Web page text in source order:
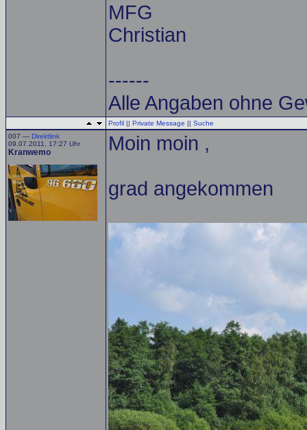
MFG
Christian
------
Alle Angaben ohne
Profil || Private Message || Suche
007 — Direktlink
09.07.2011, 17:27 Uhr
Kranwemo Moin moin ,
grad angekommen